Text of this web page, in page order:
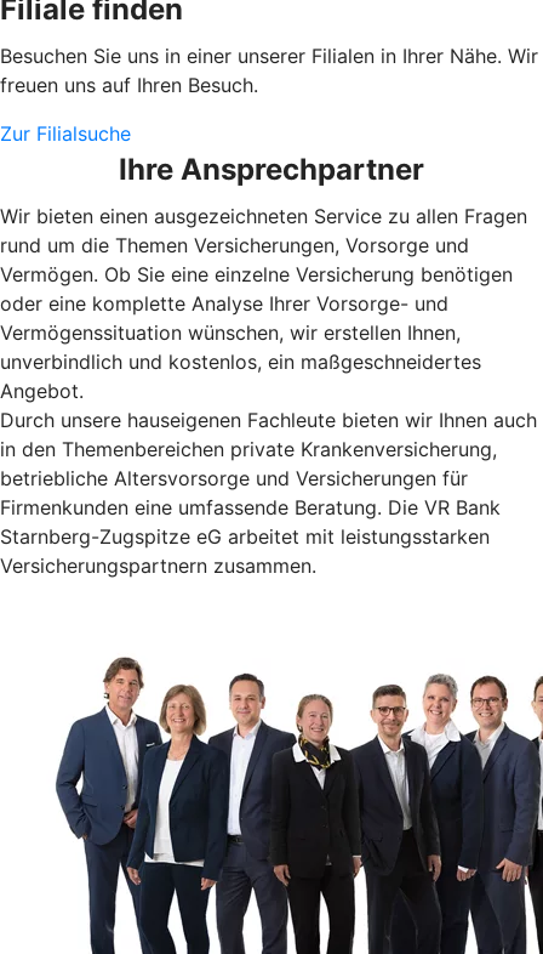
Filiale finden
Besuchen Sie uns in einer unserer Filialen in Ihrer Nähe. Wir
freuen uns auf Ihren Besuch.
Zur Filialsuche
Ihre Ansprechpartner
Wir bieten einen ausgezeichneten Service zu allen Fragen
rund um die Themen Versicherungen, Vorsorge und
Vermögen. Ob Sie eine einzelne Versicherung benötigen
oder eine komplette Analyse Ihrer Vorsorge- und
Vermögenssituation wünschen, wir erstellen Ihnen,
unverbindlich und kostenlos, ein maßgeschneidertes
Angebot.
Durch unsere hauseigenen Fachleute bieten wir Ihnen auch
in den Themenbereichen private Krankenversicherung,
betriebliche Altersvorsorge und Versicherungen für
Firmenkunden eine umfassende Beratung. Die VR Bank
Starnberg-Zugspitze eG arbeitet mit leistungsstarken
Versicherungspartnern zusammen.